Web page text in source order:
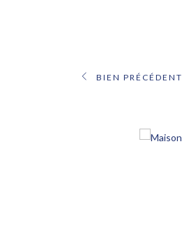
BIEN PRÉCÉDENT